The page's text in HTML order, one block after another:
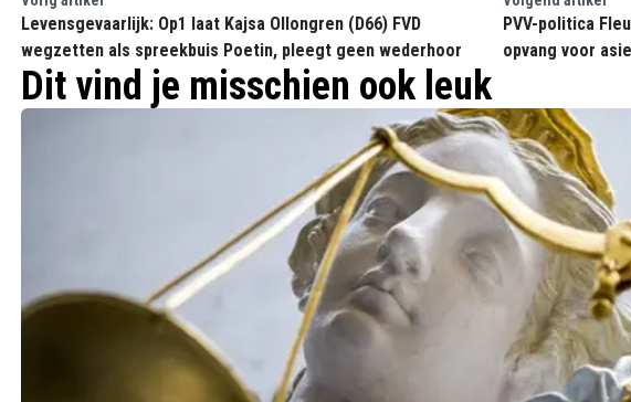
Levensgevaarlijk: Op1 laat Kajsa Ollongren (D66) FVD
wegzetten als spreekbuis Poetin, pleegt geen wederhoor
PVV-politica
opvang voor
Dit vind je misschien ook leuk